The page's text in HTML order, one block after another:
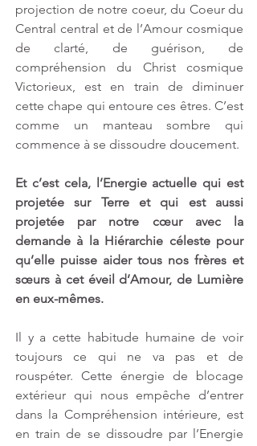
projection de notre coeur, du Coeur du
Central central et de l’Amour cosmique
de clarté, de guérison, de
compréhension du Christ cosmique
Victorieux, est en train de diminuer
cette chape qui entoure ces êtres. C’est
comme un manteau sombre qui
commence à se dissoudre doucement.
Et c’est cela, l’Energie actuelle qui est
projetée sur Terre et qui est aussi
projetée par notre cœur avec la
demande à la Hiérarchie céleste pour
qu’elle puisse aider tous nos frères et
sœurs à cet éveil d’Amour, de Lumière
en eux-mêmes.
Il y a cette habitude humaine de voir
toujours ce qui ne va pas et de
rouspéter. Cette énergie de blocage
extérieur qui nous empêche d’entrer
dans la Compréhension intérieure, est
en train de se dissoudre par l’Energie